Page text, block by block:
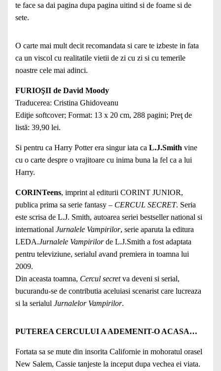
te face sa dai pagina dupa pagina uitind si de foame si de
sete.
O carte mai mult decit recomandata si care te izbeste in fata
ca un viscol cu realitatile vietii de zi cu zi si cu temerile
noastre cele mai adinci.
FURIOŞII de David Moody
Traducerea: Cristina Ghidoveanu
Ediţie softcover; Format: 13 x 20 cm, 288 pagini; Preţ de
listă: 39,90 lei.
Si pentru ca Harry Potter era singur iata ca L.J.Smith vine
cu o carte despre o vrajitoare cu inima buna la fel ca a lui
Harry.
CORINTeens, imprint al editurii CORINT JUNIOR,
publica prima sa serie fantasy – CERCUL SECRET. Seria
este scrisa de L.J. Smith, autoarea seriei bestseller national si
international Jurnalele Vampirilor, serie aparuta la editura
LEDA.Jurnalele Vampirilorde L.J.Smith a fost adaptata
pentru televiziune, serialul avand premiera in toamna lui
2009.
Din aceasta toamna, Cercul secretva deveni si serial,
bucurandu-se de contributia aceluiasi scenarist care lucreaza
si la serialul Jurnalelor Vampirilor.
PUTEREA CERCULUI A ADEMENIT-O ACASA…
Fortata sa se mute din insorita Californie in mohoratul orasel
New Salem, Cassie tanjeste la inceput dupa vechea ei viata.